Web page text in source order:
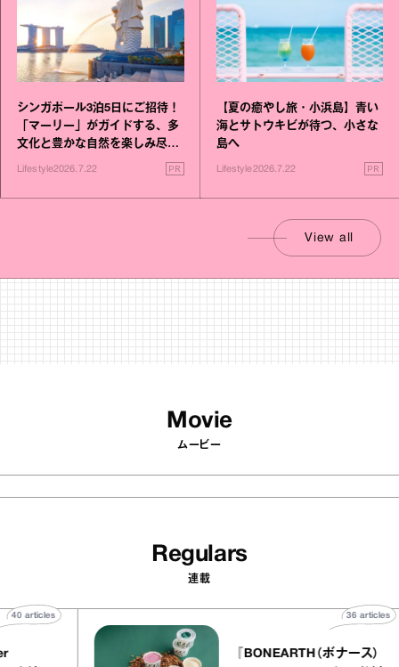
シンガポール3泊5日にご招待！
「マーリー」がガイドする、多
文化と豊かな自然を楽しみ尽く
Lifestyle2026.7.22 PR
【夏の癒やし旅・小浜島】青い
海とサトウキビが待つ、小さな
島へ
Lifestyle2026.7.22 PR
View all
Movie
ムービー
Regulars
連載
atelier
40 articles
『BONEARTH（ボナー
36